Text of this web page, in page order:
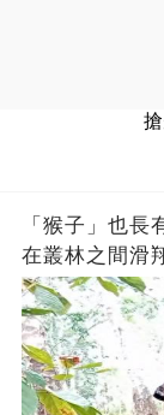
「猴子」也長
在叢林之間滑